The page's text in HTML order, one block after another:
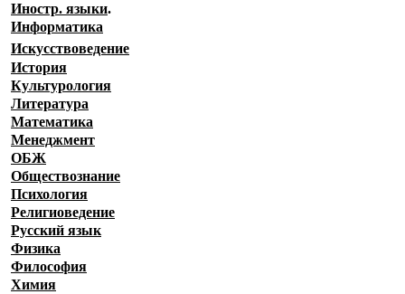
Иностр. языки.
Информатика
Искусствоведение
История
Культурология
Литература
Математика
Менеджмент
ОБЖ
Обществознание
Психология
Религиоведение
Русский язык
Физика
Философия
Химия